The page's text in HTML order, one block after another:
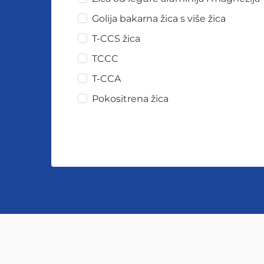
Golija bakarna žica s više žica
T-CCS žica
TCCC
T-CCA
Pokositrena žica